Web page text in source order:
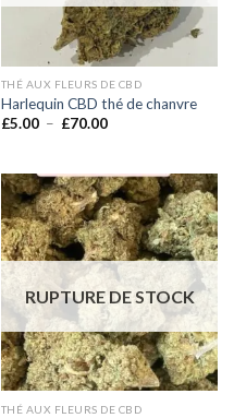
THÉ AUX FLEURS DE CBD
Harlequin CBD thé de chanvre
£5.00 – £70.00Plage
à
£70.00
RUPTURE DE STOCK
THÉ AUX FLEURS DE CBD